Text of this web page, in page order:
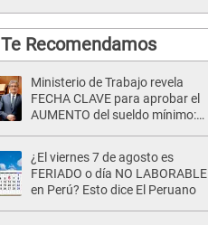
Te Recomendamos
Ministerio de Trabajo revela
FECHA CLAVE para aprobar el
AUMENTO del sueldo mínimo:
¿El viernes 7 de agosto es
FERIADO o día NO LABORABLE
en Perú? Esto dice El Peruano